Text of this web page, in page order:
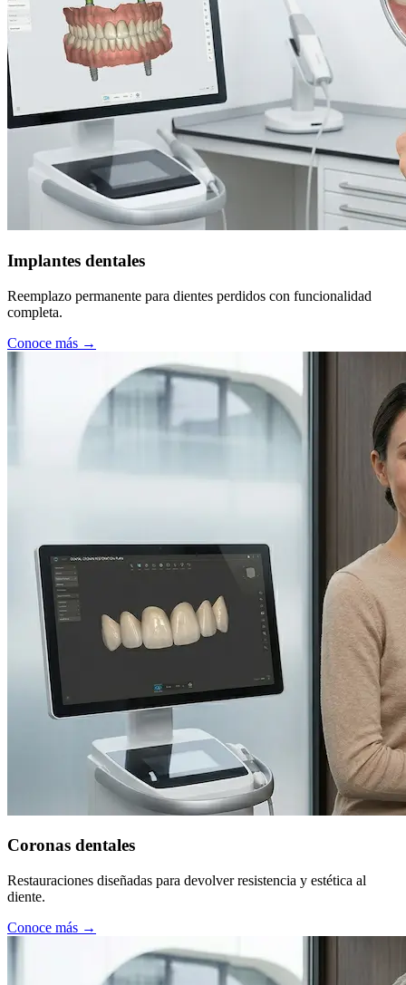
Implantes dentales
Reemplazo permanente para dientes perdidos con funcionalidad
completa.
Conoce más →
Coronas dentales
Restauraciones diseñadas para devolver resistencia y estética al
diente.
Conoce más →